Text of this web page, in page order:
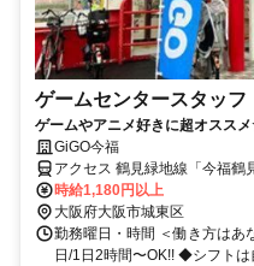
ゲームセンタースタッフ
ゲームやアニメ好きに超オスス
主婦(夫)まで幅広く活躍中☆
GiGO今福
アクセス 鶴見緑地線「今福鶴
時給1,180円以上
大阪府大阪市城東区
勤務曜日・時間 ＜働き方は
日/1日2時間〜OK!! ◆シフト